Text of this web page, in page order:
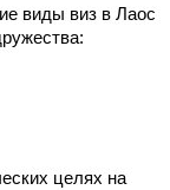
виды виз в Лаос
целях на